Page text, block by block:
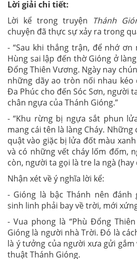
Lời giải chi tiết:
Lời kể trong truyện Thánh
chuyện đã thực sự xảy ra trong
- “Sau khi thắng trận, để nhớ ơn
Hùng sai lập đến thờ Gióng ở
Đổng Thiên Vương. Ngày nay
những dãy ao tròn nối nhau kéo
Đa Phúc cho đến Sóc Sơn, người
chân ngựa của Thánh Gióng.”
- “Khu rừng bị ngựa sắt phun
mang cái tên là làng Cháy.
quật vào giặc bị lửa đốt màu
và có những vết cháy lốm đốm,
còn, người ta gọi là tre la ngà (hay
Nhận xét về ý nghĩa lời kể:
- Gióng là bậc Thánh nên đánh
sinh linh phải bay về trời, mới
- Vua phong là “Phù Đổng
Gióng là người nhà Trời. Đó là
là ý tưởng của người xưa gửi
thuật Thánh Gióng.